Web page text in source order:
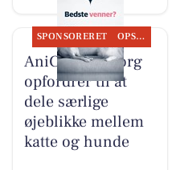
SPONSORERET OPSLAGSTAVLEN
AniCura Aalborg
opfordrer til at
dele særlige
øjeblikke mellem
katte og hunde